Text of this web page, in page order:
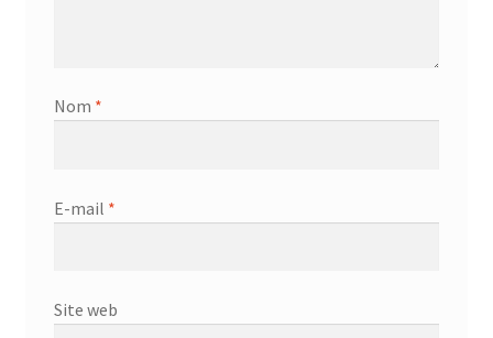
Nom *
E-mail *
Site web